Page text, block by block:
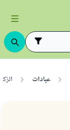
عبادات